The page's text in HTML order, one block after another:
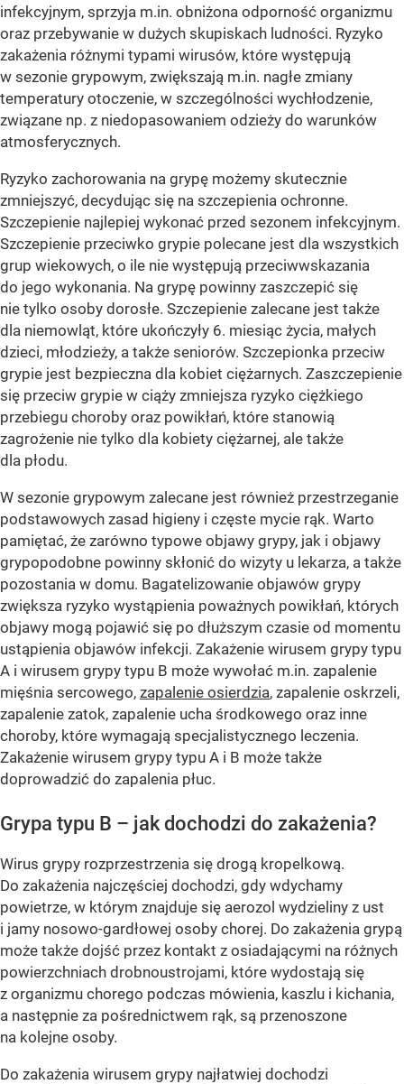
infekcyjnym, sprzyja m.in. obniżona odporność organizmu
oraz przebywanie w dużych skupiskach ludności. Ryzyko
zakażenia różnymi typami wirusów, które występują
w sezonie grypowym, zwiększają m.in. nagłe zmiany
temperatury otoczenie, w szczególności wychłodzenie,
związane np. z niedopasowaniem odzieży do warunków
atmosferycznych.
Ryzyko zachorowania na grypę możemy skutecznie
zmniejszyć, decydując się na szczepienia ochronne.
Szczepienie najlepiej wykonać przed sezonem infekcyjnym.
Szczepienie przeciwko grypie polecane jest dla wszystkich
grup wiekowych, o ile nie występują przeciwwskazania
do jego wykonania. Na grypę powinny zaszczepić się
nie tylko osoby dorosłe. Szczepienie zalecane jest także
dla niemowląt, które ukończyły 6. miesiąc życia, małych
dzieci, młodzieży, a także seniorów. Szczepionka przeciw
grypie jest bezpieczna dla kobiet ciężarnych. Zaszczepienie
się przeciw grypie w ciąży zmniejsza ryzyko ciężkiego
przebiegu choroby oraz powikłań, które stanowią
zagrożenie nie tylko dla kobiety ciężarnej, ale także
dla płodu.
W sezonie grypowym zalecane jest również przestrzeganie
podstawowych zasad higieny i częste mycie rąk. Warto
pamiętać, że zarówno typowe objawy grypy, jak i objawy
grypopodobne powinny skłonić do wizyty u lekarza, a także
pozostania w domu. Bagatelizowanie objawów grypy
zwiększa ryzyko wystąpienia poważnych powikłań, których
objawy mogą pojawić się po dłuższym czasie od momentu
ustąpienia objawów infekcji. Zakażenie wirusem grypy typu
A i wirusem grypy typu B może wywołać m.in. zapalenie
mięśnia sercowego, zapalenie osierdzia, zapalenie oskrzeli,
zapalenie zatok, zapalenie ucha środkowego oraz inne
choroby, które wymagają specjalistycznego leczenia.
Zakażenie wirusem grypy typu A i B może także
doprowadzić do zapalenia płuc.
Grypa typu B – jak dochodzi do zakażenia?
Wirus grypy rozprzestrzenia się drogą kropelkową.
Do zakażenia najczęściej dochodzi, gdy wdychamy
powietrze, w którym znajduje się aerozol wydzieliny z ust
i jamy nosowo-gardłowej osoby chorej. Do zakażenia grypą
może także dojść przez kontakt z osiadającymi na różnych
powierzchniach drobnoustrojami, które wydostają się
z organizmu chorego podczas mówienia, kaszlu i kichania,
a następnie za pośrednictwem rąk, są przenoszone
na kolejne osoby.
Do zakażenia wirusem grypy najłatwiej dochodzi